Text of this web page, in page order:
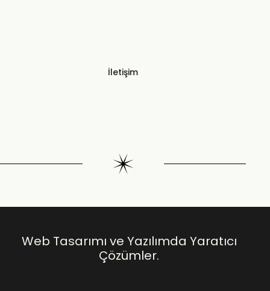
İletişim
Web Tasarımı ve Yazılımda Yaratıcı
Çözümler.